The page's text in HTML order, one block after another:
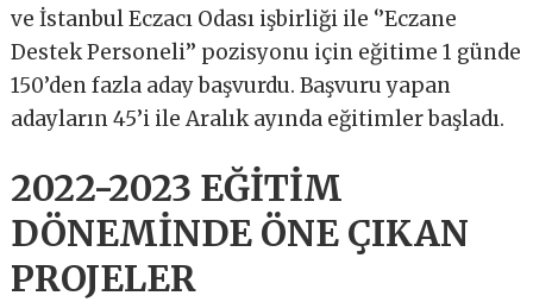
ve İstanbul Eczacı Odası işbirliği ile ‘’Eczane
Destek Personeli’’ pozisyonu için eğitime 1 günde
150’den fazla aday başvurdu. Başvuru yapan
adayların 45’i ile Aralık ayında eğitimler başladı.
2022-2023 EĞİTİM
DÖNEMİNDE ÖNE ÇIKAN
PROJELER